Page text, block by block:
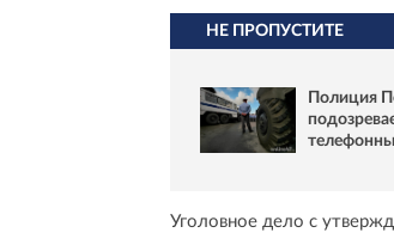
НЕ ПРОПУСТИТЕ
Полиция
Уголовное дело с